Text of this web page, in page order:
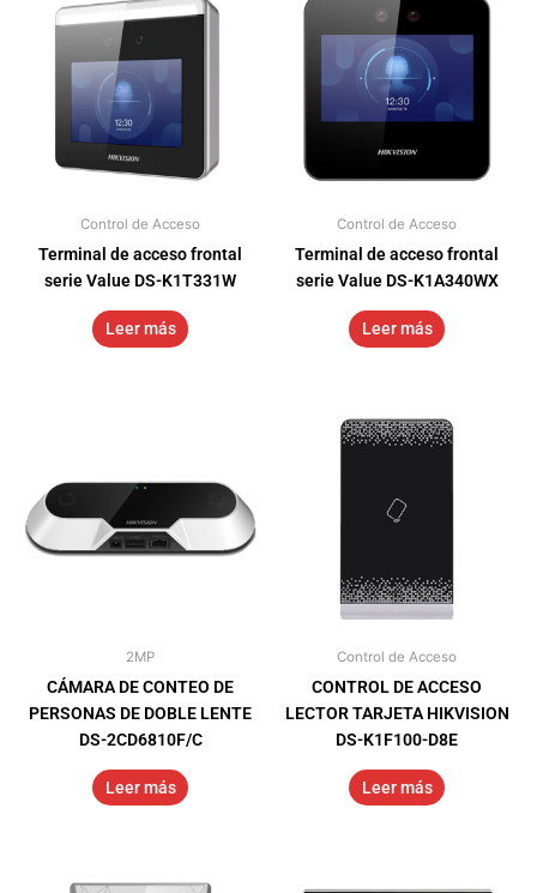
Control de Acceso
Terminal de acceso frontal
serie Value DS-K1T331W
Leer más
Control de Acceso
Terminal de acceso frontal
serie Value DS-K1A340WX
Leer más
2MP
CÁMARA DE CONTEO DE
PERSONAS DE DOBLE LENTE
DS-2CD6810F/C
Leer más
Control de Acceso
CONTROL DE ACCESO
LECTOR TARJETA HIKVISION
DS-K1F100-D8E
Leer más